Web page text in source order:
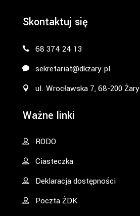
Skontaktuj się
68 374 24 13
sekretariat@dkzary.pl
ul. Wrocławska 7, 68-200 Żary
Ważne linki
RODO
Ciasteczka
Deklaracja dostępności
Poczta ŻDK